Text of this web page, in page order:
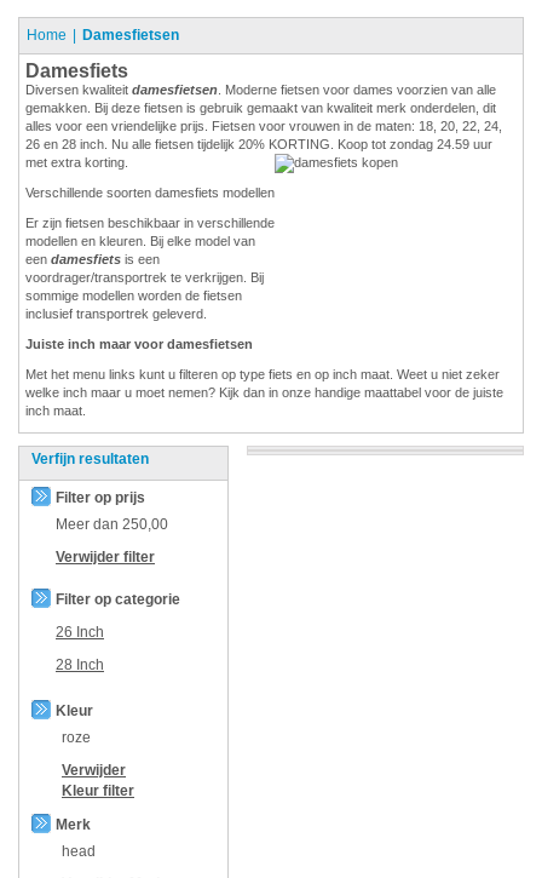
Home Damesfietsen
Damesfiets
Diversen kwaliteit damesfietsen . Moderne fietsen voor dames voorzien van alle
gemakken. Bij deze fietsen is gebruik gemaakt van kwaliteit merk onderdelen, dit
alles voor een vriendelijke prijs. Fietsen voor vrouwen in de maten: 18, 20, 22, 24,
26 en 28 inch. Nu alle fietsen tijdelijk 20% KORTING. Koop tot zondag 24.59 uur
met extra korting.
Verschillende soorten damesfiets modellen
Er zijn fietsen beschikbaar in verschillende
modellen en kleuren. Bij elke model van
een damesfiets is een
voordrager/transportrek te verkrijgen. Bij
sommige modellen worden de fietsen
inclusief transportrek geleverd.
Juiste inch maar voor damesfietsen
Met het menu links kunt u filteren op type fiets en op inch maat. Weet u niet zeker
welke inch maar u moet nemen? Kijk dan in onze handige maattabel voor de juiste
inch maat.
Verfijn resultaten
Filter op prijs
Meer dan 250,00
Verwijder filter
Filter op categorie
26 Inch
28 Inch
Kleur
roze
Verwijder
Kleur filter
Merk
head